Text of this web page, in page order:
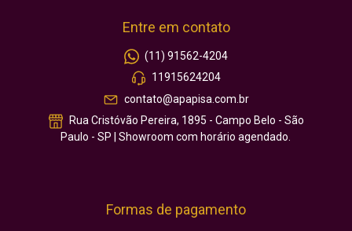
Entre em contato
(11) 91562-4204
11915624204
contato@apapisa.com.br
Rua Cristóvão Pereira, 1895 - Campo Belo - São
Paulo - SP | Showroom com horário agendado.
Formas de pagamento